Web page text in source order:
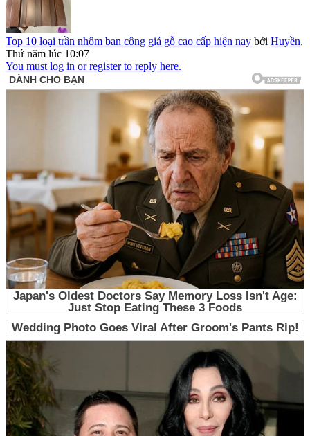
Top 10 loại trần nhôm ban công giả gỗ cao cấp hiện nay bởi Huyền,
Thứ năm lúc 10:07
You must log in or register to reply here.